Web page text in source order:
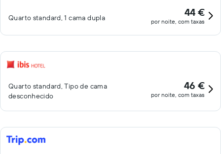
Quarto standard, 1 cama dupla 44 €
por noite, com taxas
Quarto standard, Tipo de cama
desconhecido
46 €
por noite, com taxas